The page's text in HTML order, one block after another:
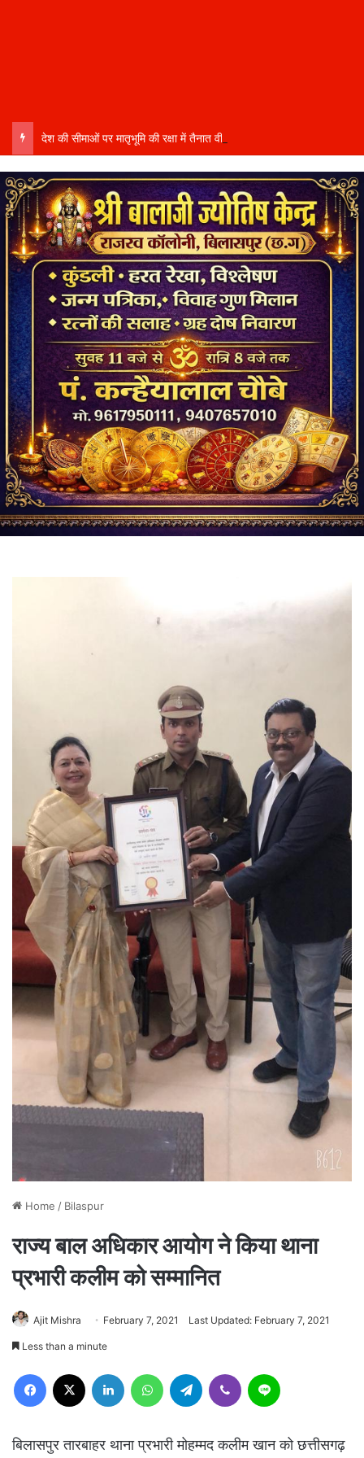
Home / Bilaspur
राज्य बाल अधिकार आयोग ने किया थाना
प्रभारी कलीम को सम्मानित
Ajit Mishra February 7, 2021 Last Updated: February 7, 2021
Less than a minute
Facebook LinkedIn WhatsAppTelegram Viber
बिलासपुर तारबाहर थाना प्रभारी मोहम्मद कलीम खान को छत्तीसगढ़